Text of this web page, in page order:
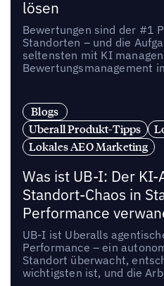
lösen
Bewertungen sind der #1
Standorten – und die
seltensten mit KI
Bewertungsmanagement
Blogs
Uberall Produkt-Tipps
Lokales AEO Marketing
Was ist UB-I: Der
Standort-Chaos in
Performance
UB-I ist Uberalls
Performance – ein
Standort überwacht,
wichtigsten ist, und die